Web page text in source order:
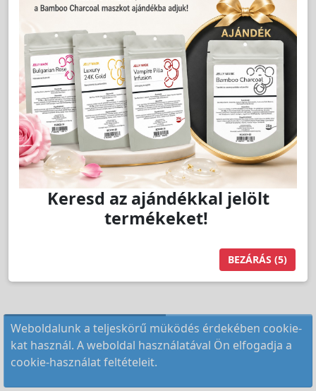
Weboldalunk a teljeskörű müködés érdekében cookie-
kat használ. A weboldal használatával Ön elfogadja a
cookie-használat feltételeit.
Keresd az ajándékkal jelölt
termékeket!
BEZÁRÁS (5)